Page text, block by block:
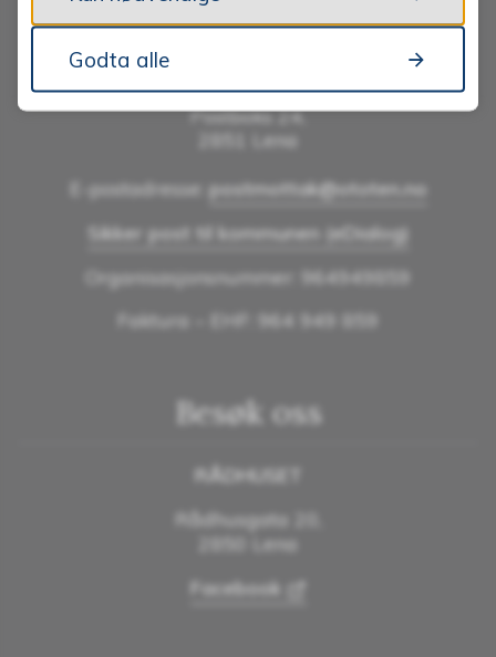
Skriv til oss
ØSTRE TOTEN KOMMUNE
Postboks 24,
2851 Lena
E-postadresse: postmottak@ototen.no
Sikker post til kommunen (eDialog)
Organisasjonsnummer: 964949859
Faktura – EHF: 964 949 859
Besøk oss
RÅDHUSET
Rådhusgata 20,
2850 Lena
Facebook
Godta alle